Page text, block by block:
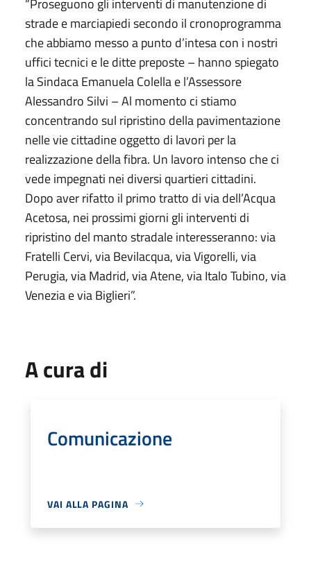
strade e marciapiedi secondo il cronoprogramma
che abbiamo messo a punto d’intesa con i nostri
uffici tecnici e le ditte preposte – hanno spiegato
la Sindaca Emanuela Colella e l’Assessore
Alessandro Silvi – Al momento ci stiamo
concentrando sul ripristino della pavimentazione
nelle vie cittadine oggetto di lavori per la
realizzazione della fibra. Un lavoro intenso che ci
vede impegnati nei diversi quartieri cittadini.
Dopo aver rifatto il primo tratto di via dell’Acqua
Acetosa, nei prossimi giorni gli interventi di
ripristino del manto stradale interesseranno: via
Fratelli Cervi, via Bevilacqua, via Vigorelli, via
Perugia, via Madrid, via Atene, via Italo Tubino, via
Venezia e via Biglieri”.
A cura di
Comunicazione
VAI ALLA PAGINA